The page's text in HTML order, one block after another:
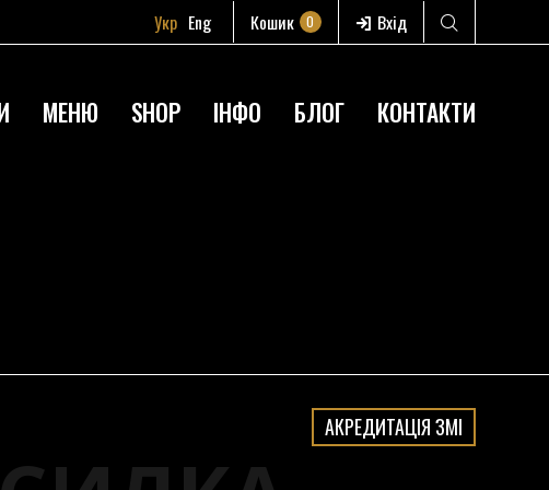
Укр Eng Кошик 0 Вхід
МЕНЮ SHOP ІНФО БЛОГ КОНТАКТИ
АКРЕДИТАЦІЯ ЗМІ